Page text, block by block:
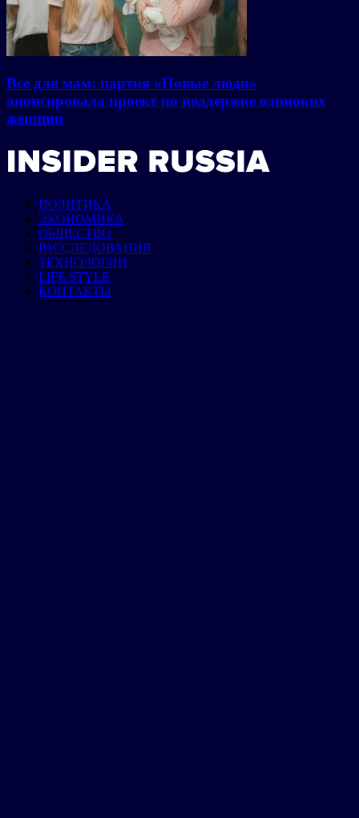
Все для мам: партия «Новые люди»
анонсировала проект по поддержке одиноких
женщин
ПОЛИТИКА
ЭКОНОМИКА
ОБЩЕСТВО
РАССЛЕДОВАНИЯ
ТЕХНОЛОГИИ
LIFE STYLE
КОНТАКТЫ